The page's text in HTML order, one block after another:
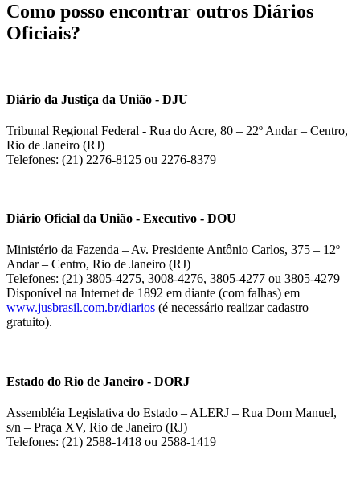
Como posso encontrar outros Diários
Oficiais?
Diário da Justiça da União - DJU
Tribunal Regional Federal - Rua do Acre, 80 – 22º Andar – Centro,
Rio de Janeiro (RJ)
Telefones: (21) 2276-8125 ou 2276-8379
Diário Oficial da União - Executivo - DOU
Ministério da Fazenda – Av. Presidente Antônio Carlos, 375 – 12º
Andar – Centro, Rio de Janeiro (RJ)
Telefones: (21) 3805-4275, 3008-4276, 3805-4277 ou 3805-4279
Disponível na Internet de 1892 em diante (com falhas) em
www.jusbrasil.com.br/diarios (é necessário realizar cadastro
gratuito).
Estado do Rio de Janeiro - DORJ
Assembléia Legislativa do Estado – ALERJ – Rua Dom Manuel,
s/n – Praça XV, Rio de Janeiro (RJ)
Telefones: (21) 2588-1418 ou 2588-1419